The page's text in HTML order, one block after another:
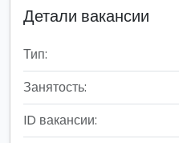
Детали вакансии
Тип:
Занятость:
ID вакансии: